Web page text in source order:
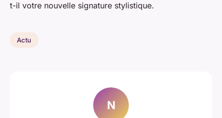
t-il votre nouvelle signature stylistique.
Actu
N